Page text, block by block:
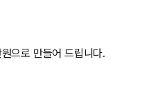
으로 만들어 드립니다.